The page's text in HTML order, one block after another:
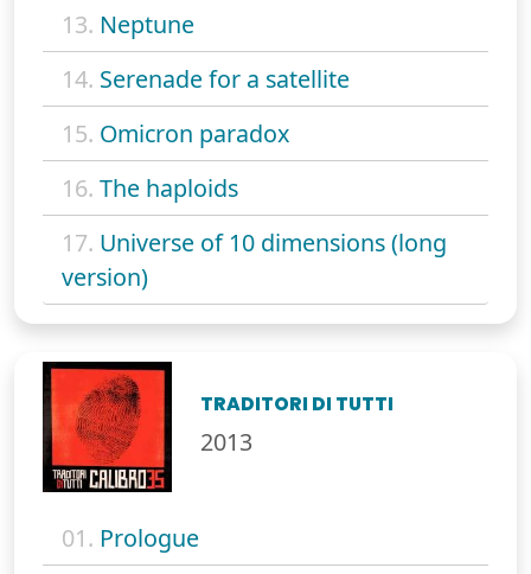
13. Neptune
14. Serenade for a satellite
15. Omicron paradox
16. The haploids
17. Universe of 10 dimensions (long
version)
TRADITORI DI TUTTI
2013
01. Prologue